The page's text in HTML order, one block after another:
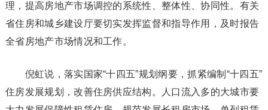
理，提高房地产市场调控的系统性、整体性、协同性。有关
省住房和城乡建设厅要切实发挥监督和指导作用，及时报告
全省房地产市场情况和工作。
倪虹说，落实国家“十四五”规划纲要，抓紧编制“十四五”
住房发展规划，改善住房供应结构。人口流入多的大城市要